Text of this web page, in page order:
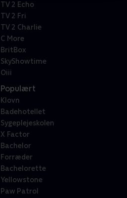
TV 2 Echo
TV 2 Fri
TV 2 Charlie
C More
BritBox
SkyShowtime
Oiii
Populært
Klovn
Badehotellet
Sygeplejeskolen
X Factor
Bachelor
Forræder
Bachelorette
Yellowstone
Paw Patrol